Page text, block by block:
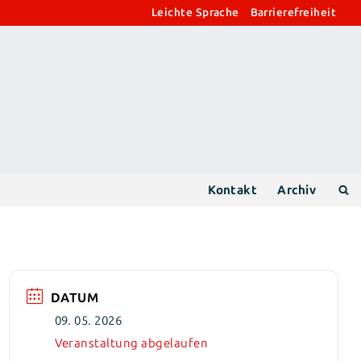
Leichte Sprache Barrierefreiheit
Kontakt Archiv
DATUM
09. 05. 2026
Veranstaltung abgelaufen